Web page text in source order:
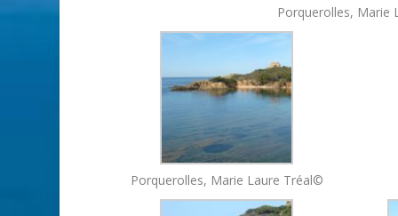
Porquerolles, Marie
Porquerolles, Marie Laure Tréal©